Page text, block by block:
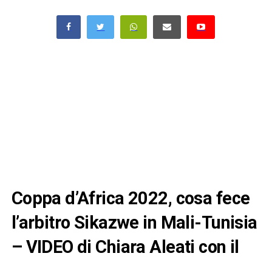
Coppa d’Africa 2022, cosa fece
l’arbitro Sikazwe in Mali-Tunisia
– VIDEO di Chiara Aleati con il